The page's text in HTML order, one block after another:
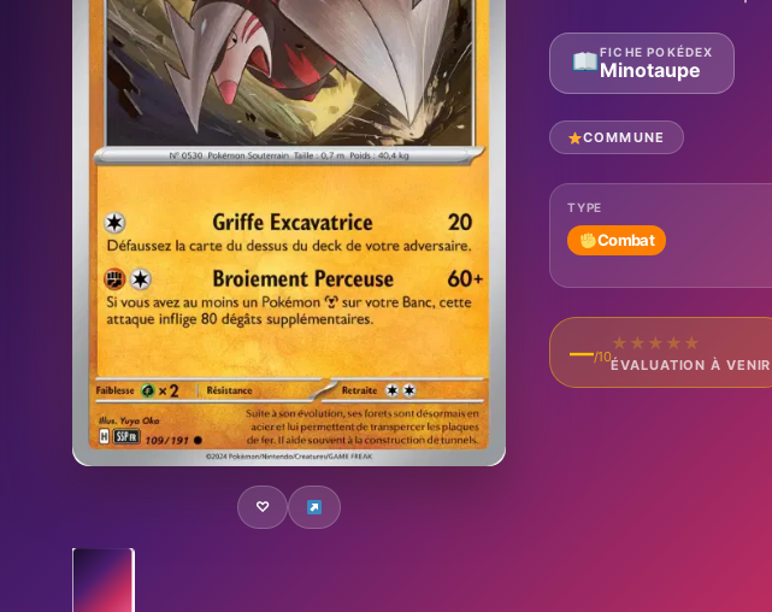
♡
FICHE POKÉDEX
Minotaupe
COMMUNE
TYPE
Combat
—/10
★ ★ ★ ★ ★
ÉVALUATION À VENIR